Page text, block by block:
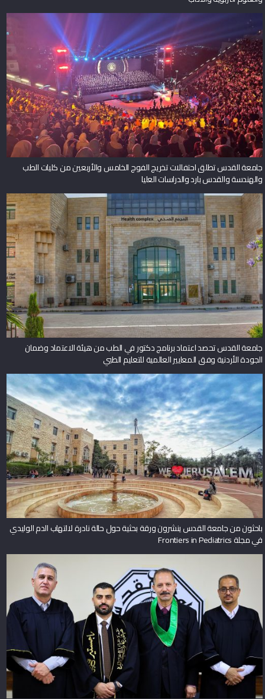
جامعة القدس تطلق احتفالات تخريج الفوج الخامس والأربعين من كليات الطب
والهندسة والقدس بارد والدراسات العليا
جامعة القدس تحصد اعتماد برنامج دكتور في الطب من هيئة الاعتماد وضمان
الجودة الأردنية وفق المعايير العالمية للتعليم الطبي
باحثون من جامعة القدس ينشرون ورقة بحثية حول حالة نادرة لالتهاب الدم الوليدي
في مجلة Frontiers in Pediatrics